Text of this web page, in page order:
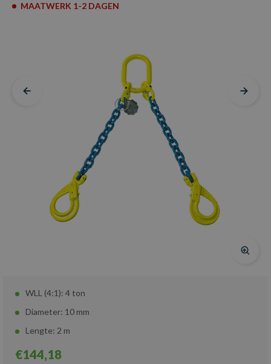
MAATWERK 1-2 DAGEN
WLL (4:1): 4 ton
Diameter: 10 mm
Lengte: 2 m
€144,18